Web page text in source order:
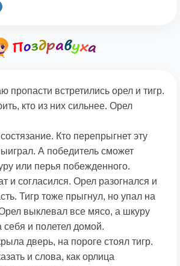
пропасти встретились орел и тигр.
кто из них сильнее. Орел
Кто перепрыгнет эту
А победитель сможет
или перья побежденного.
и согласился. Орел разогнался и
Тигр тоже прыгнул, но упал на
выклевал все мясо, а шкуру
себя и полетел домой.
дверь, на пороге стоял тигр.
и слова, как орлица